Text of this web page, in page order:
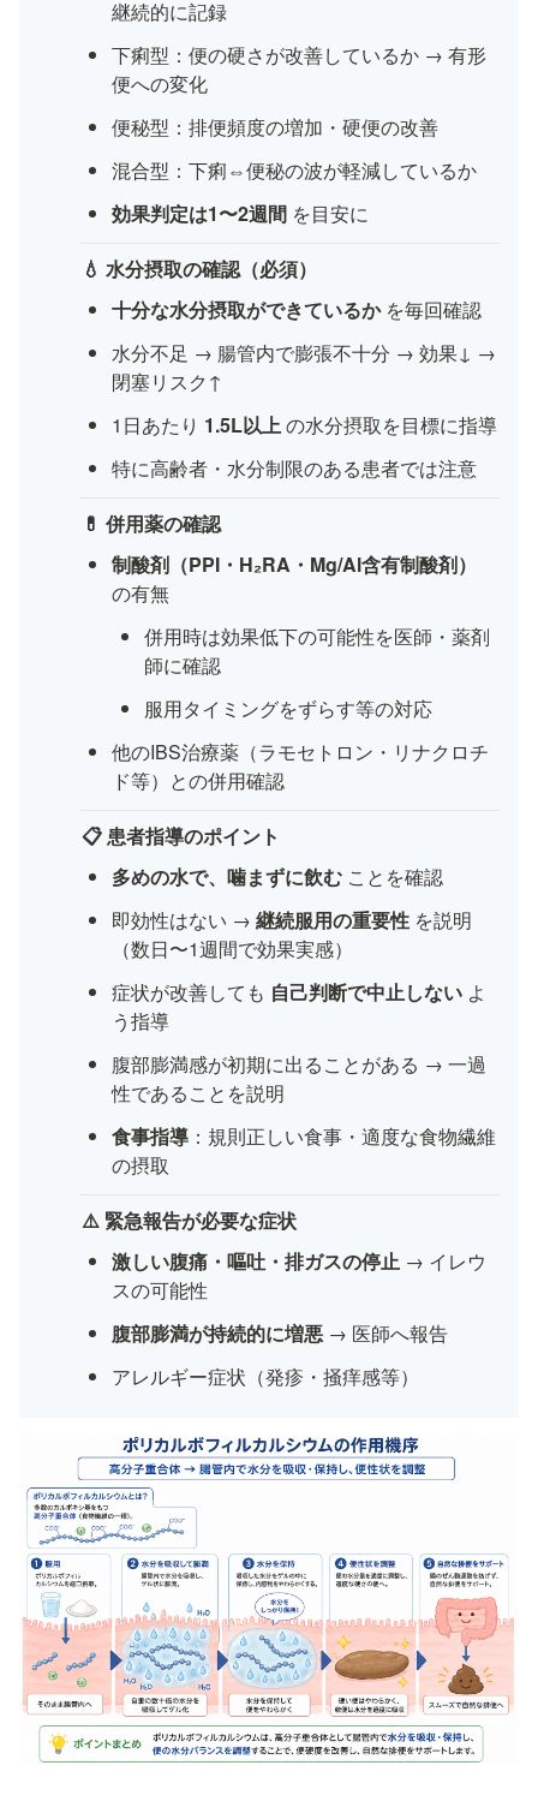
継続的に記録
下痢型：便の硬さが改善しているか → 有形
便への変化
便秘型：排便頻度の増加・硬便の改善
混合型：下痢⇔便秘の波が軽減しているか
効果判定は1〜2週間 を目安に
💧 水分摂取の確認（必須）
十分な水分摂取ができているか を毎回確認
水分不足 → 腸管内で膨張不十分 → 効果↓ →
閉塞リスク↑
1日あたり 1.5L以上 の水分摂取を目標に指導
特に高齢者・水分制限のある患者では注意
💊 併用薬の確認
制酸剤（PPI・H₂RA・Mg/Al含有制酸剤）
の有無
併用時は効果低下の可能性を医師・薬剤
師に確認
服用タイミングをずらす等の対応
他のIBS治療薬（ラモセトロン・リナクロチ
ド等）との併用確認
📋 患者指導のポイント
多めの水で、噛まずに飲む ことを確認
即効性はない → 継続服用の重要性 を説明
（数日〜1週間で効果実感）
症状が改善しても 自己判断で中止しない よ
う指導
腹部膨満感が初期に出ることがある → 一過
性であることを説明
食事指導 ：規則正しい食事・適度な食物繊維
の摂取
⚠️ 緊急報告が必要な症状
激しい腹痛・嘔吐・排ガスの停止 → イレウ
スの可能性
腹部膨満が持続的に増悪 → 医師へ報告
アレルギー症状（発疹・掻痒感等）